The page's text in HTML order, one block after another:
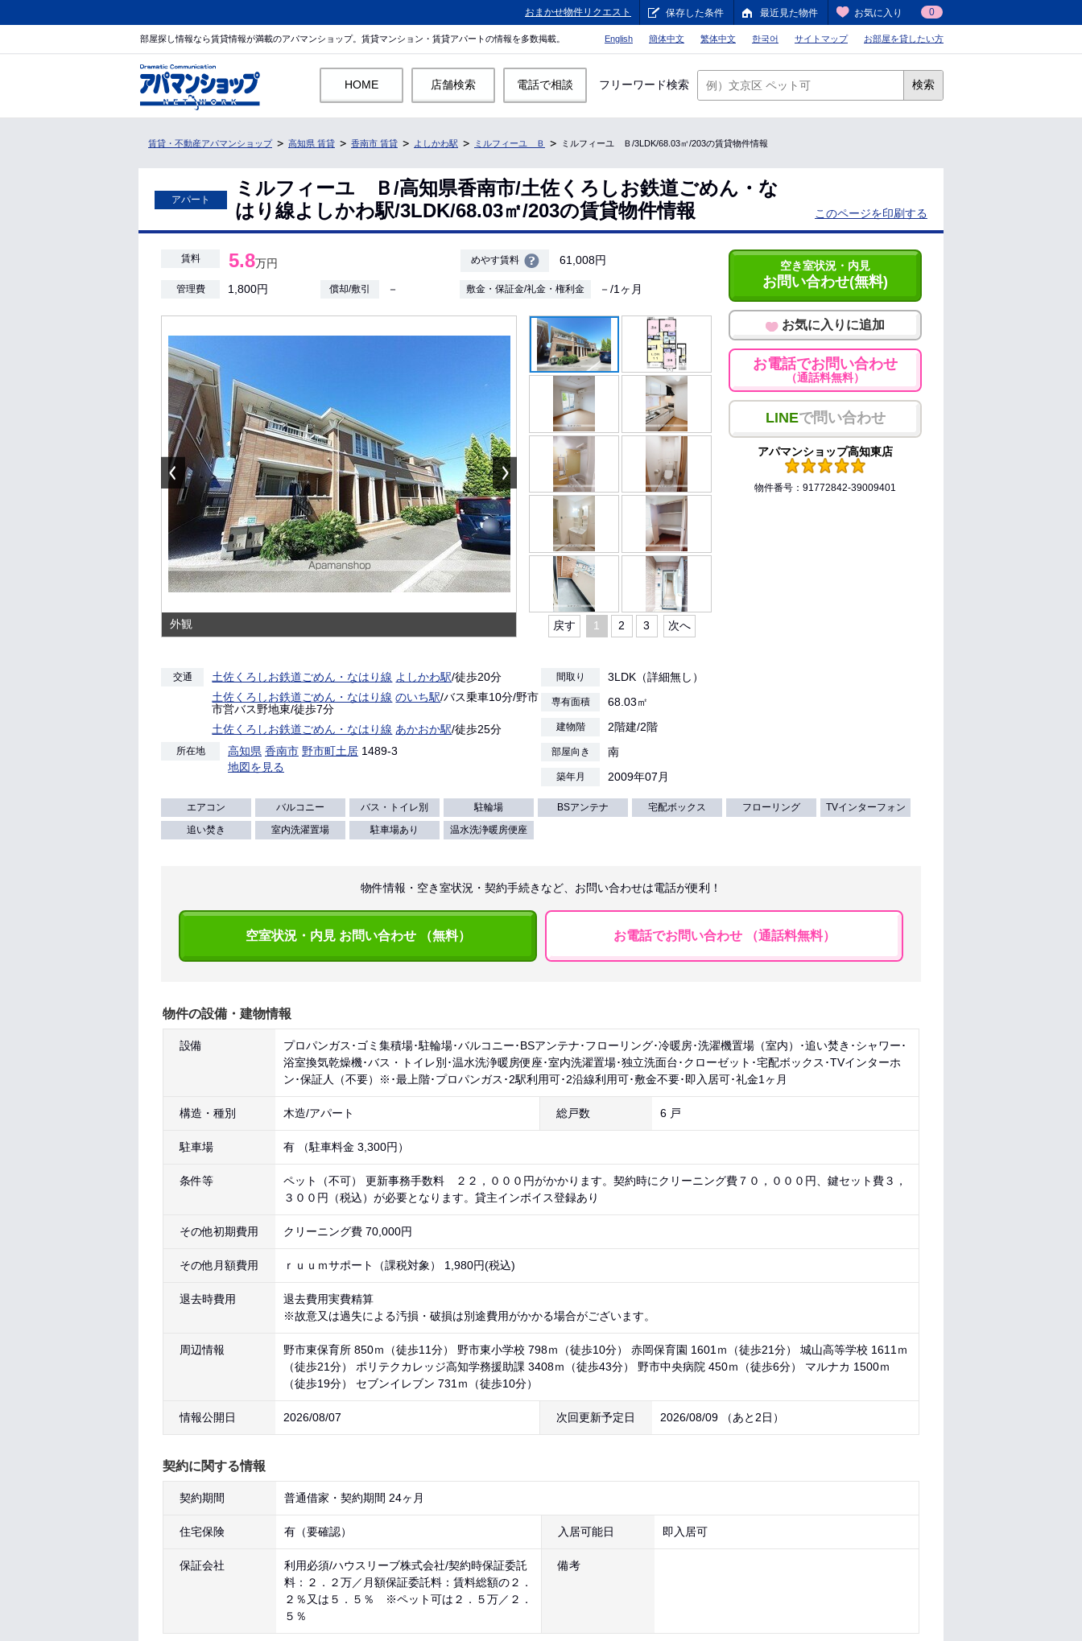
おまかせ物件リクエスト 保存した条件 最近見た物件 お気に入り 0
部屋探し情報なら賃貸情報が満載のアパマンショップ。賃貸マンション・賃貸アパートの情報を多数掲載。 English 簡体中文 繁体中文 한국어 サイトマップ お部屋を貸したい方
HOME 店舗検索 電話で相談 フリーワード検索 検索
賃貸・不動産アパマンショップ 高知県 賃貸 香南市 賃貸 よしかわ駅 ミルフィーユ Ｂ ミルフィーユ Ｂ/3LDK/68.03㎡/203の賃貸物件情報
アパート
ミルフィーユ Ｂ/高知県香南市/土佐くろしお鉄道ごめん・な
はり線よしかわ駅/3LDK/68.03㎡/203の賃貸物件情報
このページを印刷する
賃料 5.8万円 めやす賃料 61,008円
管理費 1,800円 償却/敷引 － 敷金・保証金/礼金・権利金 －/1ヶ月
外観 戻す 1 2 3 次へ
空き室状況・内見
お問い合わせ(無料)
お気に入りに追加
お電話でお問い合わせ
（通話料無料）
LINEで問い合わせ
アパマンショップ高知東店
物件番号：91772842-39009401
交通 土佐くろしお鉄道ごめん・なはり線 よしかわ駅/徒歩20分
土佐くろしお鉄道ごめん・なはり線 のいち駅/バス乗車10分/野市
市営バス野地東/徒歩7分
土佐くろしお鉄道ごめん・なはり線 あかおか駅/徒歩25分
所在地 高知県 香南市 野市町土居 1489-3
地図を見る
間取り 3LDK（詳細無し）
専有面積 68.03㎡
建物階 2階建/2階
部屋向き 南
築年月 2009年07月
エアコン バルコニー バス・トイレ別 駐輪場 BSアンテナ 宅配ボックス フローリング
TVインターフォン
追い焚き
室内洗濯置場 駐車場あり 温水洗浄暖房便座
物件情報・空き室状況・契約手続きなど、お問い合わせは電話が便利！
空室状況・内見 お問い合わせ （無料） お電話でお問い合わせ （通話料無料）
物件の設備・建物情報
設備
プロパンガス･ゴミ集積場･駐輪場･バルコニー･BSアンテナ･フローリング･冷暖房･洗濯機置場（室内）･追い焚き･シャワー･
浴室換気乾燥機･バス・トイレ別･温水洗浄暖房便座･室内洗濯置場･独立洗面台･クローゼット･宅配ボックス･TVインターホ
ン･保証人（不要）※･最上階･プロパンガス･2駅利用可･2沿線利用可･敷金不要･即入居可･礼金1ヶ月
構造・種別 木造/アパート 総戸数 6 戸
駐車場 有 （駐車料金 3,300円）
条件等
ペット（不可） 更新事務手数料 ２２，０００円がかかります。契約時にクリーニング費７０，０００円、鍵セット費３，
３００円（税込）が必要となります。貸主インボイス登録あり
その他初期費用 クリーニング費 70,000円
その他月額費用 ｒｕｕｍサポート（課税対象） 1,980円(税込)
退去時費用
退去費用実費精算
※故意又は過失による汚損・破損は別途費用がかかる場合がございます。
周辺情報
野市東保育所 850ｍ（徒歩11分） 野市東小学校 798ｍ（徒歩10分） 赤岡保育園 1601ｍ（徒歩21分） 城山高等学校 1611ｍ
（徒歩21分） ポリテクカレッジ高知学務援助課 3408ｍ（徒歩43分） 野市中央病院 450ｍ（徒歩6分） マルナカ 1500ｍ
（徒歩19分） セブンイレブン 731ｍ（徒歩10分）
情報公開日 2026/08/07 次回更新予定日 2026/08/09 （あと 2日 ）
契約に関する情報
契約期間 普通借家・契約期間 24ヶ月
住宅保険 有（要確認） 入居可能日 即入居可
保証会社
利用必須/ハウスリーブ株式会社/契約時保証委託
料：２．２万／月額保証委託料：賃料総額の２．
２％又は５．５％ ※ペット可は２．５万／２．
５％
備考